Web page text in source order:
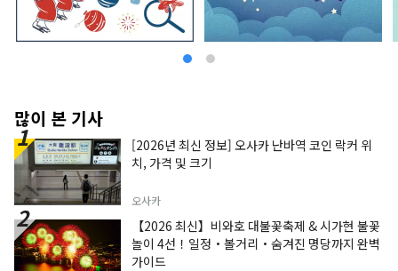
많이 본 기사
[2026년 최신 정보] 오사카 난바역 코인 락커 위
치, 가격 및 크기
오사카
【2026 최신】비와호 대불꽃축제 & 시가현 불꽃
놀이 4선！일정・볼거리・숨겨진 명당까지 완벽
가이드